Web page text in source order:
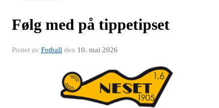
Følg med på tippetipset
Postet av Fotball den 10. mai 2026